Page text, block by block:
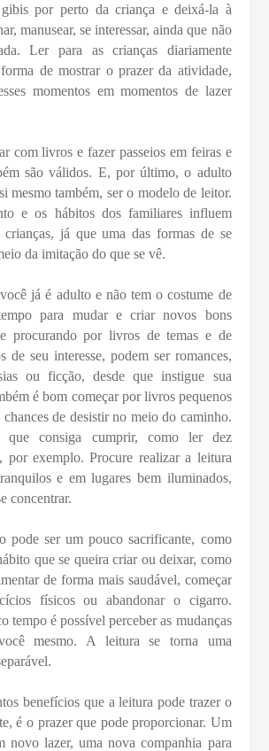
por perto da criança e deixá-la à
manusear, se interessar, ainda que não
Ler para as crianças diariamente
de mostrar o prazer da atividade,
momentos em momentos de lazer
com livros e fazer passeios em feiras e
são válidos. E, por último, o adulto
mesmo também, ser o modelo de leitor.
e os hábitos dos familiares influem
crianças, já que uma das formas de se
da imitação do que se vê.
já é adulto e não tem o costume de
para mudar e criar novos bons
procurando por livros de temas e de
de seu interesse, podem ser romances,
ou ficção, desde que instigue sua
é bom começar por livros pequenos
de desistir no meio do caminho.
que consiga cumprir, como ler dez
por exemplo. Procure realizar a leitura
e em lugares bem iluminados,
concentrar.
pode ser um pouco sacrificante, como
que se queira criar ou deixar, como
de forma mais saudável, começar
físicos ou abandonar o cigarro.
tempo é possível perceber as mudanças
mesmo. A leitura se torna uma
benefícios que a leitura pode trazer o
é o prazer que pode proporcionar. Um
novo lazer, uma nova companhia para